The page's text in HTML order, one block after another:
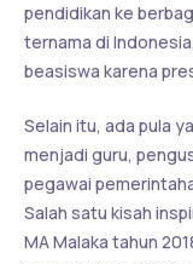
pendidikan ke
ternama di
beasiswa karena
Selain itu, ada pula
menjadi guru,
pegawai
Salah satu kisah
MA Malaka tahun